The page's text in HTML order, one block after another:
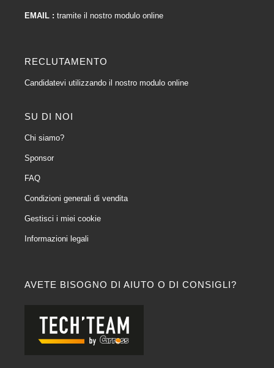
AVETE BISOGNO DI AIUTO O DI CONSIGLI?
EMAIL : tramite il nostro modulo online
RECLUTAMENTO
Candidatevi utilizzando il nostro modulo online
SU DI NOI
Chi siamo?
Sponsor
FAQ
Condizioni generali di vendita
Gestisci i miei cookie
Informazioni legali